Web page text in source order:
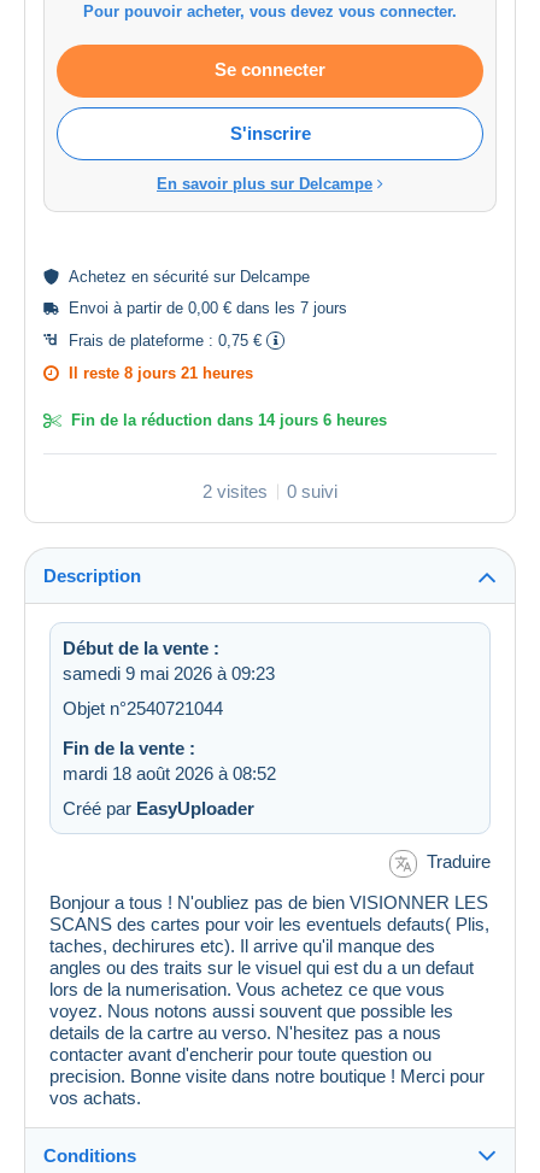
Pour pouvoir acheter, vous devez vous connecter.
Se connecter
S'inscrire
En savoir plus sur Delcampe
Achetez en sécurité sur Delcampe
Envoi à partir de 0,00 € dans les 7 jours
Frais de plateforme : 0,75 €
Il reste 8 jours 21 heures
Fin de la réduction dans 14 jours 6 heures
2 visites 0 suivi
Description
Début de la vente :
samedi 9 mai 2026 à 09:23
Objet n°2540721044
Fin de la vente :
mardi 18 août 2026 à 08:52
Créé par EasyUploader
Traduire
Bonjour a tous ! N'oubliez pas de bien VISIONNER LES
SCANS des cartes pour voir les eventuels defauts( Plis,
taches, dechirures etc). Il arrive qu'il manque des
angles ou des traits sur le visuel qui est du a un defaut
lors de la numerisation. Vous achetez ce que vous
voyez. Nous notons aussi souvent que possible les
details de la cartre au verso. N'hesitez pas a nous
contacter avant d'encherir pour toute question ou
precision. Bonne visite dans notre boutique ! Merci pour
vos achats.
Conditions